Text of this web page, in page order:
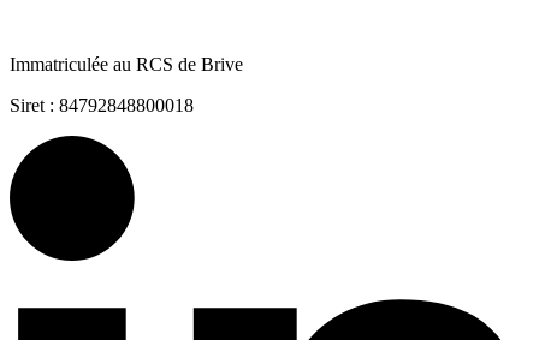
Immatriculée au RCS de Brive
Siret : 84792848800018